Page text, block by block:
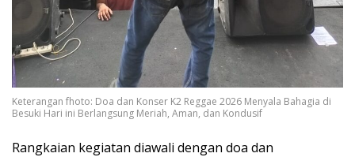
Keterangan fhoto: Doa dan Konser K2 Reggae 2026 Menyala Bahagia di
Besuki Hari ini Berlangsung Meriah, Aman, dan Kondusif
Rangkaian kegiatan diawali dengan doa dan